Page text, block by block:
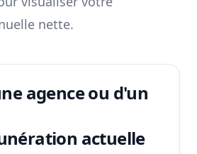
nette.
agence ou d'un
actuelle